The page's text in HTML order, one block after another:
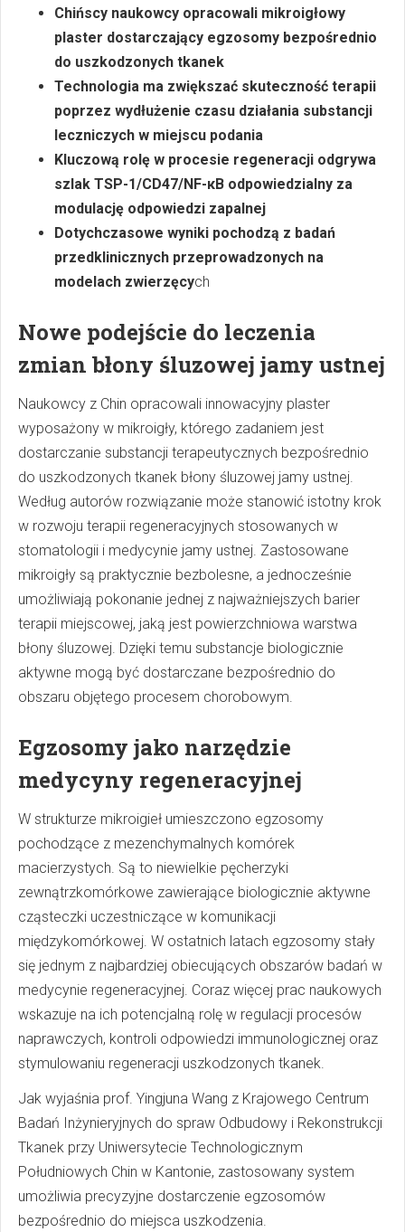
Chińscy naukowcy opracowali mikroigłowy
plaster dostarczający egzosomy bezpośrednio
do uszkodzonych tkanek
Technologia ma zwiększać skuteczność terapii
poprzez wydłużenie czasu działania substancji
leczniczych w miejscu podania
Kluczową rolę w procesie regeneracji odgrywa
szlak TSP-1/CD47/NF-κB odpowiedzialny za
modulację odpowiedzi zapalnej
Dotychczasowe wyniki pochodzą z badań
przedklinicznych przeprowadzonych na
modelach zwierzęcych
Nowe podejście do leczenia
zmian błony śluzowej jamy ustnej
Naukowcy z Chin opracowali innowacyjny plaster
wyposażony w mikroigły, którego zadaniem jest
dostarczanie substancji terapeutycznych bezpośrednio
do uszkodzonych tkanek błony śluzowej jamy ustnej.
Według autorów rozwiązanie może stanowić istotny krok
w rozwoju terapii regeneracyjnych stosowanych w
stomatologii i medycynie jamy ustnej. Zastosowane
mikroigły są praktycznie bezbolesne, a jednocześnie
umożliwiają pokonanie jednej z najważniejszych barier
terapii miejscowej, jaką jest powierzchniowa warstwa
błony śluzowej. Dzięki temu substancje biologicznie
aktywne mogą być dostarczane bezpośrednio do
obszaru objętego procesem chorobowym.
Egzosomy jako narzędzie
medycyny regeneracyjnej
W strukturze mikroigieł umieszczono egzosomy
pochodzące z mezenchymalnych komórek
macierzystych. Są to niewielkie pęcherzyki
zewnątrzkomórkowe zawierające biologicznie aktywne
cząsteczki uczestniczące w komunikacji
międzykomórkowej. W ostatnich latach egzosomy stały
się jednym z najbardziej obiecujących obszarów badań w
medycynie regeneracyjnej. Coraz więcej prac naukowych
wskazuje na ich potencjalną rolę w regulacji procesów
naprawczych, kontroli odpowiedzi immunologicznej oraz
stymulowaniu regeneracji uszkodzonych tkanek.
Jak wyjaśnia prof. Yingjuna Wang z Krajowego Centrum
Badań Inżynieryjnych do spraw Odbudowy i Rekonstrukcji
Tkanek przy Uniwersytecie Technologicznym
Południowych Chin w Kantonie, zastosowany system
umożliwia precyzyjne dostarczenie egzosomów
bezpośrednio do miejsca uszkodzenia.